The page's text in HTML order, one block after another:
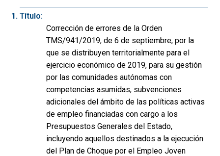
Título:
Corrección de errores de la Orden
TMS/941/2019, de 6 de septiembre, por la
que se distribuyen territorialmente para el
ejercicio económico de 2019, para su gestión
por las comunidades autónomas con
competencias asumidas, subvenciones
adicionales del ámbito de las políticas activas
de empleo financiadas con cargo a los
Presupuestos Generales del Estado,
incluyendo aquellos destinados a la ejecución
del Plan de Choque por el Empleo Joven